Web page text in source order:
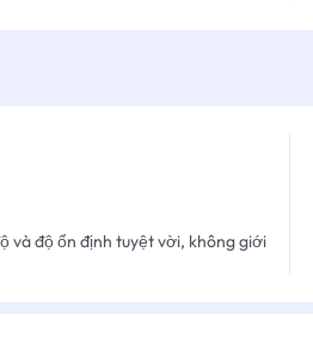
và độ ổn định tuyệt vời, không giới